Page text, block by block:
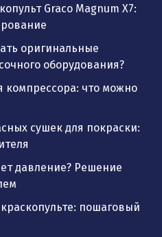
Graco Magnum X7:
оригинальные
оборудования?
компрессора: что можно
сушек для покраски:
давление? Решение
пошаговый